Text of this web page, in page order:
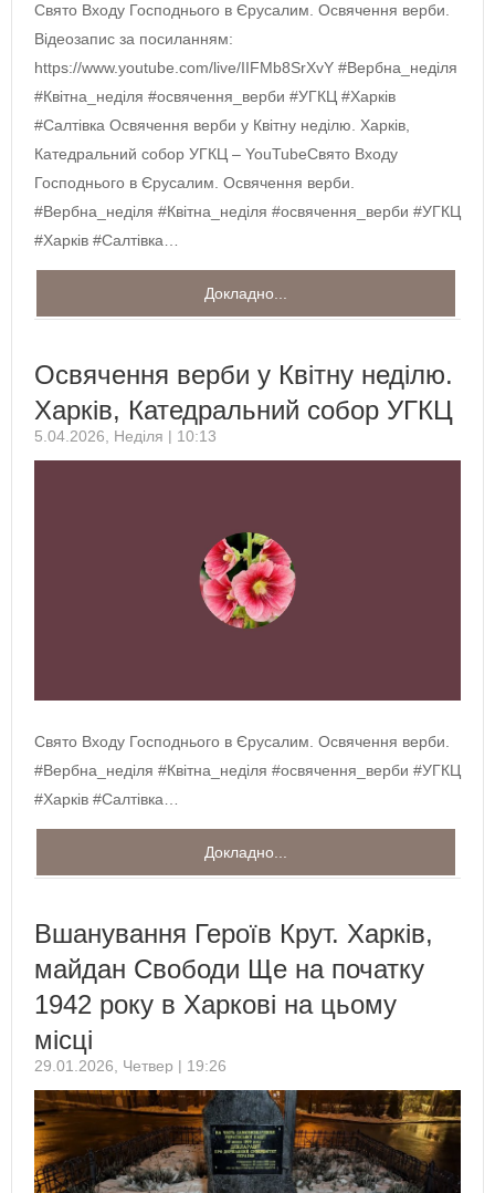
Свято Входу Господнього в Єрусалим. Освячення верби.
Відеозапис за посиланням:
https://www.youtube.com/live/IIFMb8SrXvY #Вербна_неділя​
#Квітна_неділя​ #освячення_верби​ #УГКЦ​ #Харків​
#Салтівка Освячення верби у Квітну неділю. Харків,
Катедральний собор УГКЦ – YouTubeСвято Входу
Господнього в Єрусалим. Освячення верби.
#Вербна_неділя #Квітна_неділя #освячення_верби #УГКЦ
#Харків #Салтівка…
Докладно...
Освячення верби у Квітну неділю.
Харків, Катедральний собор УГКЦ
5.04.2026, Неділя | 10:13
Свято Входу Господнього в Єрусалим. Освячення верби.
#Вербна_неділя #Квітна_неділя #освячення_верби #УГКЦ
#Харків #Салтівка…
Докладно...
Вшанування Героїв Крут. Харків,
майдан Свободи Ще на початку
1942 року в Харкові на цьому
місці
29.01.2026, Четвер | 19:26